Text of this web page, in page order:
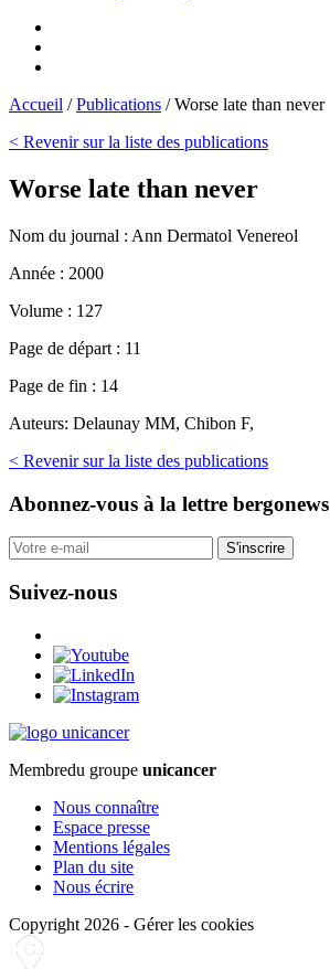
Accueil /Publications /Worse late than never
< Revenir sur la liste des publications
Worse late than never
Nom du journal : Ann Dermatol Venereol
Année : 2000
Volume : 127
Page de départ : 11
Page de fin : 14
Auteurs: Delaunay MM, Chibon F,
< Revenir sur la liste des publications
Abonnez-vous à la lettre bergonews
S'inscrire
Suivez-nous
Membredu groupe unicancer
Nous connaître
Espace presse
Mentions légales
Plan du site
Nous écrire
Copyright 2026 - Gérer les cookies